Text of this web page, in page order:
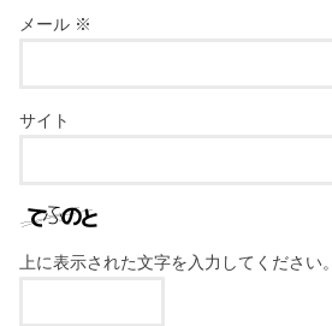
メール ※
サイト
上に表示された文字を入力してください。